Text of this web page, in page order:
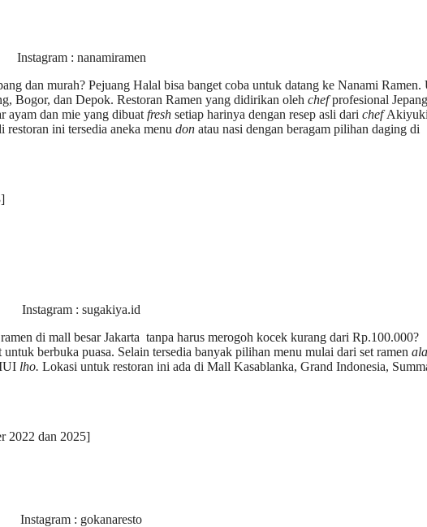
Instagram : nanamiramen
dan murah? Pejuang Halal bisa banget coba untuk datang ke Nanami Ramen.
Bogor, dan Depok. Restoran Ramen yang didirikan oleh chefprofesional Jepang
ayam dan mie yang dibuat fresh setiap harinya dengan resep asli dari chef
ini tersedia aneka menu don atau nasi dengan beragam pilihan daging di
Instagram : sugakiya.id
di mall besar Jakarta tanpa harus merogoh kocek kurang dari Rp.100.000?
berbuka puasa. Selain tersedia banyak pilihan menu mulai dari set ramen
lho. Lokasi untuk restoran ini ada di Mall Kasablanka, Grand Indonesia,
2022 dan 2025]
Instagram : gokanaresto